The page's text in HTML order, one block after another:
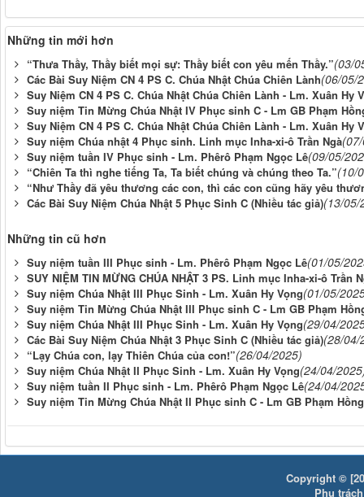
Những tin mới hơn
“Thưa Thầy, Thầy biết mọi sự: Thầy biết con yêu mến Thầy.”(03/
Các Bài Suy Niệm CN 4 PS C. Chúa Nhật Chúa Chiên Lành(06/05/
Suy Niệm CN 4 PS C. Chúa Nhật Chúa Chiên Lành - Lm. Xuân Hy
Suy niệm Tin Mừng Chúa Nhật IV Phục sinh C - Lm GB Phạm
Suy Niệm CN 4 PS C. Chúa Nhật Chúa Chiên Lành - Lm. Xuân Hy
Suy niệm Chúa nhật 4 Phục sinh. Linh mục Inha-xi-ô Trần Ngà
Suy niệm tuần IV Phục sinh - Lm. Phêrô Phạm Ngọc Lê(09/05/
“Chiên Ta thì nghe tiếng Ta, Ta biết chúng và chúng theo Ta.”(10/
“Như Thầy đã yêu thương các con, thì các con cũng hãy yêu
Các Bài Suy Niệm Chúa Nhật 5 Phục Sinh C (Nhiều tác giả)(13/05/
Những tin cũ hơn
Suy niệm tuần III Phục sinh - Lm. Phêrô Phạm Ngọc Lê(01/05/
SUY NIỆM TIN MỪNG CHÚA NHẬT 3 PS. Linh mục Inha-xi-ô Trần
Suy niệm Chúa Nhật III Phục Sinh - Lm. Xuân Hy Vọng(01/05/
Suy niệm Tin Mừng Chúa Nhật III Phục sinh C - Lm GB Phạm
Suy niệm Chúa Nhật III Phục Sinh - Lm. Xuân Hy Vọng(29/04/
Các Bài Suy Niệm Chúa Nhật 3 Phục Sinh C (Nhiều tác giả)(28/04/
“Lạy Chúa con, lạy Thiên Chúa của con!”(26/04/2025)
Suy niệm Chúa Nhật II Phục Sinh - Lm. Xuân Hy Vọng(24/04/
Suy niệm tuần II Phục sinh - Lm. Phêrô Phạm Ngọc Lê(24/04/
Suy niệm Tin Mừng Chúa Nhật II Phục sinh C - Lm GB Phạm
Copyright ©
Phụ